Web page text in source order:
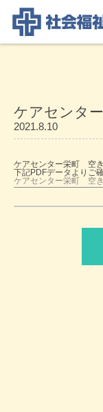
ケアセンタ
2021.8.10
ケアセンター栄町 空き
下記PDFデータよりご
ケアセンター栄町 空